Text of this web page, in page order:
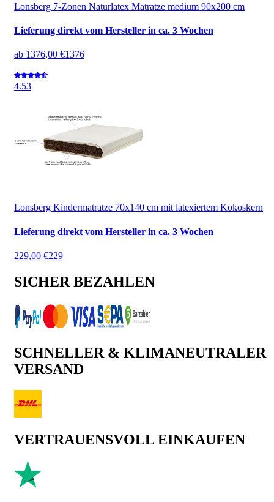
Lonsberg 7-Zonen Naturlatex Matratze medium 90x200 cm
Lieferung direkt vom Hersteller in ca. 3 Wochen
ab 1376,00 €1376
4.53
Lonsberg Kindermatratze 70x140 cm mit latexiertem Kokoskern
Lieferung direkt vom Hersteller in ca. 3 Wochen
229,00 €229
SICHER BEZAHLEN
SCHNELLER & KLIMANEUTRALER
VERSAND
VERTRAUENSVOLL EINKAUFEN